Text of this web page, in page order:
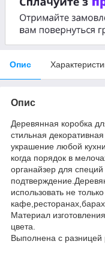
Опис
Опис
Деревянная коробка
стильная
украшение любой
когда порядок в
органайзер для
использовать не
Материал
цвета.
Выполнена с разницей